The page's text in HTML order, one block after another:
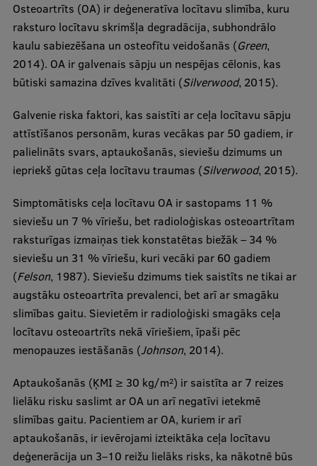
Studiju un vides pieejamība
Dati par 2025. gadu
Suvenīri un grāmatas
Mūžizglītība
Ētikas un līdztiesības mācības
Atvērtā universitāte
Sagatavošanas kursi
Profesionālās pilnveides kursi
ESF kvalifikācijas celšanas kursi
Pedagoģiskās izaugsmes centrs
Pētniecība
Osteoartrīts (OA) ir deģeneratīva locītavu slimība, kuru
raksturo locītavu skrimšļa degradācija, subhondrālo
kaulu sabiezēšana un osteofītu veidošanās (Green,
2014). OA ir galvenais sāpju un nespējas cēlonis, kas
būtiski samazina dzīves kvalitāti (Silverwood, 2015).
Galvenie riska faktori, kas saistīti ar ceļa locītavu sāpju
attīstīšanos personām, kuras vecākas par 50 gadiem, ir
palielināts svars, aptaukošanās, sieviešu dzimums un
iepriekš gūtas ceļa locītavu traumas (Silverwood, 2015).
Simptomātisks ceļa locītavu OA ir sastopams 11 %
sieviešu un 7 % vīriešu, bet radioloģiskas osteoartrītam
raksturīgas izmaiņas tiek konstatētas biežāk – 34 %
sieviešu un 31 % vīriešu, kuri vecāki par 60 gadiem
(Felson, 1987). Sieviešu dzimums tiek saistīts ne tikai ar
augstāku osteoartrīta prevalenci, bet arī ar smagāku
slimības gaitu. Sievietēm ir radioloģiski smagāks ceļa
locītavu osteoartrīts nekā vīriešiem, īpaši pēc
menopauzes iestāšanās (Johnson, 2014).
Aptaukošanās (ĶMI ≥ 30 kg/m2) ir saistīta ar 7 reizes
lielāku risku saslimt ar OA un arī negatīvi ietekmē
slimības gaitu. Pacientiem ar OA, kuriem ir arī
aptaukošanās, ir ievērojami izteiktāka ceļa locītavu
deģenerācija un 3–10 reižu lielāks risks, ka nākotnē būs